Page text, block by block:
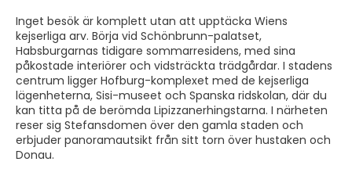
Inget besök är komplett utan att upptäcka Wiens
kejserliga arv. Börja vid Schönbrunn-palatset,
Habsburgarnas tidigare sommarresidens, med sina
påkostade interiörer och vidsträckta trädgårdar. I stadens
centrum ligger Hofburg-komplexet med de kejserliga
lägenheterna, Sisi-museet och Spanska ridskolan, där du
kan titta på de berömda Lipizzanerhingstarna. I närheten
reser sig Stefansdomen över den gamla staden och
erbjuder panoramautsikt från sitt torn över hustaken och
Donau.